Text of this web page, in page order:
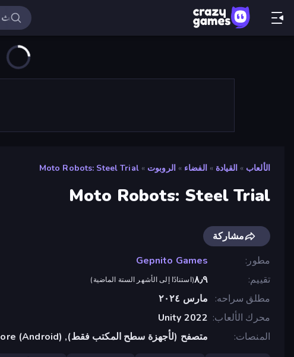
الألعاب » القيادة » الفضاء » الروبوت »
Moto Robots: Steel Trial
Moto Robots: Steel Trial
مشاركة
مطور
Gepnito Games
تقييم
٨٫٩(استنادًا إلى الأشهر الستة الماضية)
مطلق سراحه
مارس ٢٠٢٤
محرك الألعاب Unity 2022
المنصات
متصفح (لأجهزة سطح المكتب فقط), App Store (Android)